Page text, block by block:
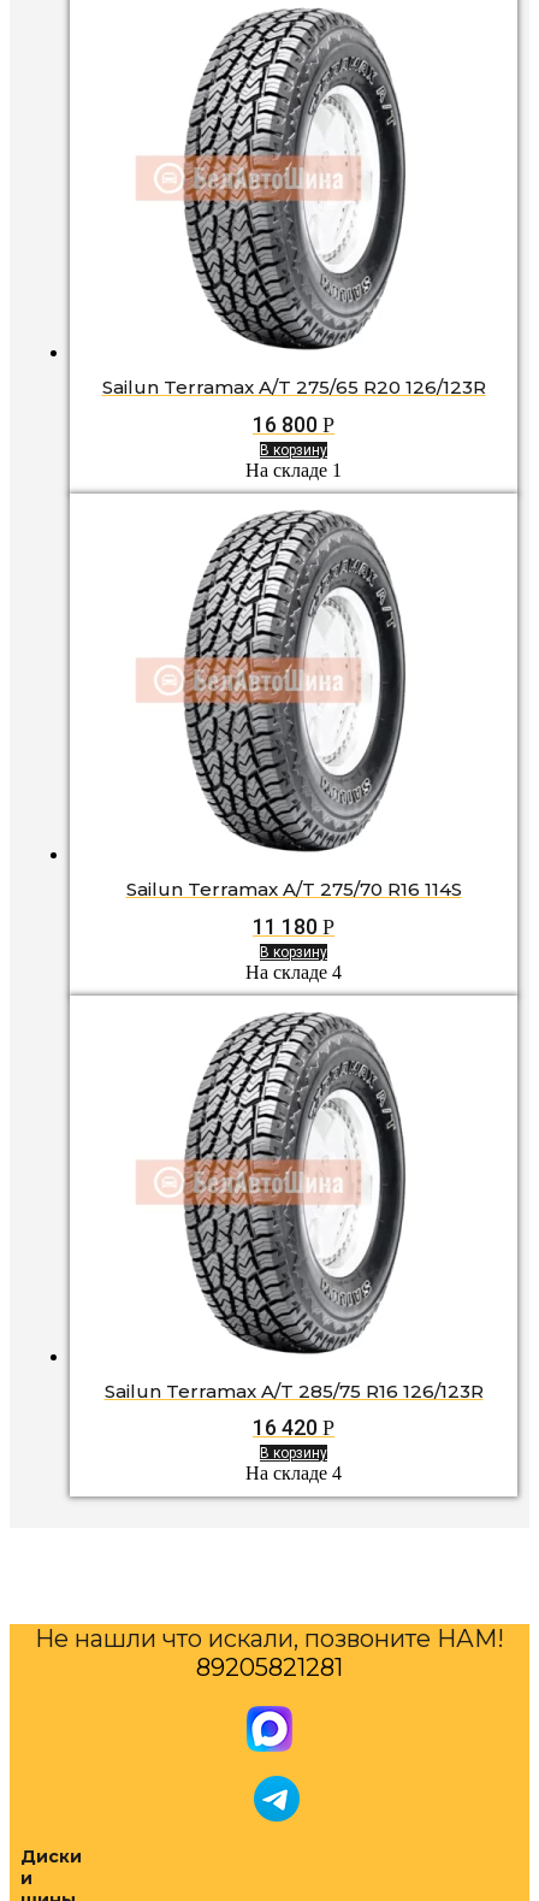
Sailun Terramax A/T 275/65 R20 126/123R
16 800 Р
В корзину
На складе 1
Sailun Terramax A/T 275/70 R16 114S
11 180 Р
В корзину
На складе 4
Sailun Terramax A/T 285/75 R16 126/123R
16 420 Р
В корзину
На складе 4
Не нашли что искали, позвоните НАМ!
89205821281
Диски
и